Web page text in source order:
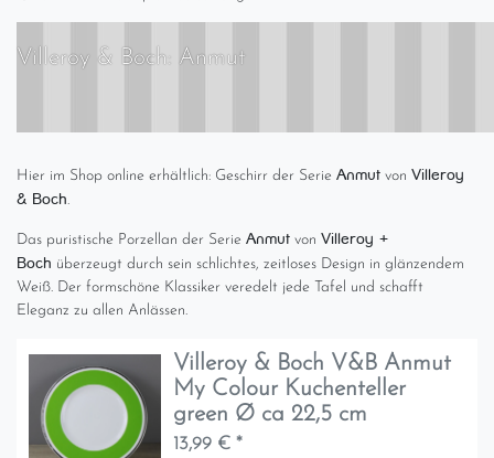
Villeroy & Boch: Anmut
Hier im Shop online erhältlich: Geschirr der Serie Anmut von Villeroy
& Boch.
Das puristische Porzellan der Serie Anmut von Villeroy +
Boch überzeugt durch sein schlichtes, zeitloses Design in glänzendem
Weiß. Der formschöne Klassiker veredelt jede Tafel und schafft
Eleganz zu allen Anlässen.
Villeroy & Boch V&B Anmut
My Colour Kuchenteller
green Ø ca 22,5 cm
13,99 € *